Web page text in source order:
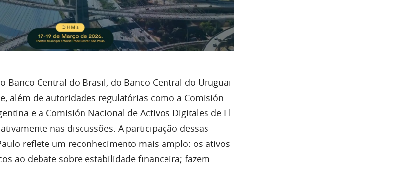
Banco Central do Brasil, do Banco Central do Uruguai
além de autoridades regulatórias como a Comisión
e a Comisión Nacional de Activos Digitales de El
nas discussões. A participação dessas
reflete um reconhecimento mais amplo: os ativos
ao debate sobre estabilidade financeira; fazem